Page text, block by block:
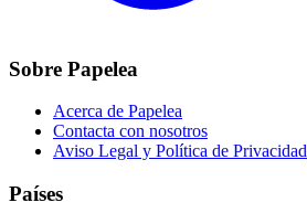
Sobre Papelea
Acerca de Papelea
Contacta con nosotros
Aviso Legal y Política de Privacidad
Países